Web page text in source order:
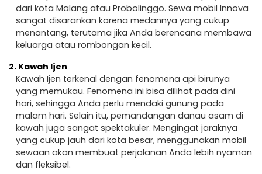
dari kota Malang atau Probolinggo. Sewa mobil Innova
sangat disarankan karena medannya yang cukup
menantang, terutama jika Anda berencana membawa
keluarga atau rombongan kecil.
2. Kawah Ijen
Kawah Ijen terkenal dengan fenomena api birunya
yang memukau. Fenomena ini bisa dilihat pada dini
hari, sehingga Anda perlu mendaki gunung pada
malam hari. Selain itu, pemandangan danau asam di
kawah juga sangat spektakuler. Mengingat jaraknya
yang cukup jauh dari kota besar, menggunakan mobil
sewaan akan membuat perjalanan Anda lebih nyaman
dan fleksibel.